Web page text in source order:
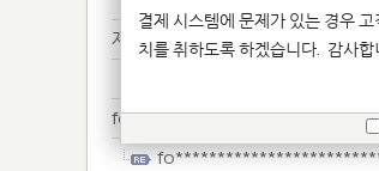
제작******
결제 시스템에 문제가 있는 경우
치를 취하도록 하겠습니다. 감사합